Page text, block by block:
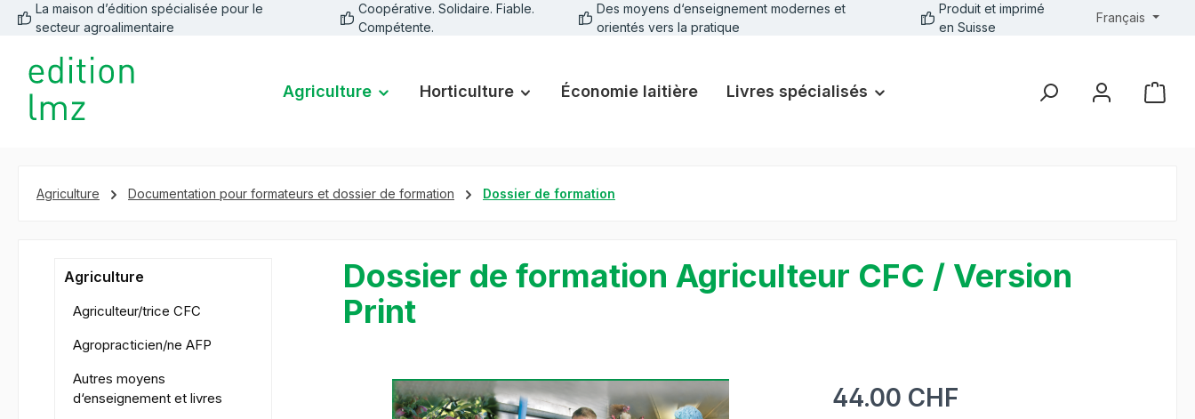
Passer à la navigation principale
La maison d’édition spécialisée pour le
secteur agroalimentaire
Coopérative. Solidaire. Fiable.
Compétente.
Des moyens d‘enseignement modernes et
orientés vers la pratique
Produit et imprimé
en Suisse
Français
Agriculture Horticulture Économie laitière Livres spécialisés
Agriculture Documentation pour formateurs et dossier de formation Dossier de formation
Agriculture
Agriculteur/trice CFC
Agropracticien/ne AFP
Autres moyens
d‘enseignement et livres
Dossier de formation Agriculteur CFC / Version
Print
Ignorer la galerie d'images 44.00 CHF